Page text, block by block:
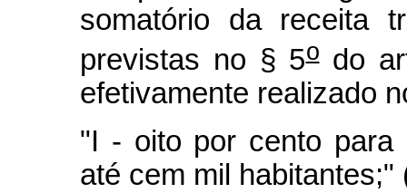
somatório da receita
previstas no § 5odo
efetivamente realizado
"I - oito por cento para
até cem mil habitantes;"